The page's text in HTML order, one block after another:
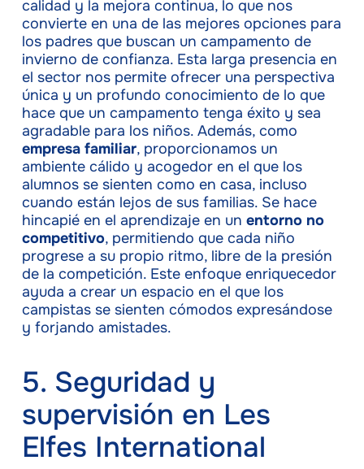
calidad y la mejora continua, lo que nos
convierte en una de las mejores opciones para
los padres que buscan un campamento de
invierno de confianza. Esta larga presencia en
el sector nos permite ofrecer una perspectiva
única y un profundo conocimiento de lo que
hace que un campamento tenga éxito y sea
agradable para los niños. Además, como
empresa familiar, proporcionamos un
ambiente cálido y acogedor en el que los
alumnos se sienten como en casa, incluso
cuando están lejos de sus familias. Se hace
hincapié en el aprendizaje en un entorno no
competitivo, permitiendo que cada niño
progrese a su propio ritmo, libre de la presión
de la competición. Este enfoque enriquecedor
ayuda a crear un espacio en el que los
campistas se sienten cómodos expresándose
y forjando amistades.
5. Seguridad y
supervisión en Les
Elfes International